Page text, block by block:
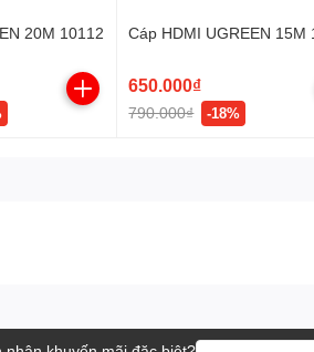
20M 10112 Cáp HDMI UGREEN 15M
650.000₫
790.000₫ -18%